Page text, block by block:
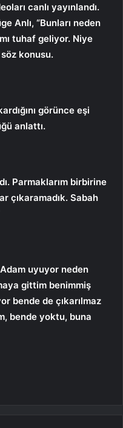
canlı yayınlandı.
Anlı, “Bunları neden
tuhaf geliyor. Niye
konusu.
görünce eşi
anlattı.
Parmaklarım birbirine
çıkaramadık. Sabah
Adam uyuyor neden
gittim benimmiş
bende de çıkarılmaz
bende yoktu, buna